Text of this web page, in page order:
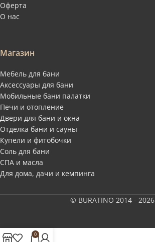
Оферта
О нас
Магазин
Мебель для бани
Аксессуары для бани
Мобильные бани палатки
Печи и отопление
Двери для бани и окна
Отделка бани и сауны
Купели и фитобочки
Соль для бани
СПА и масла
Для дома, дачи и кемпинга
© BURATINO 2014 - 2026
0